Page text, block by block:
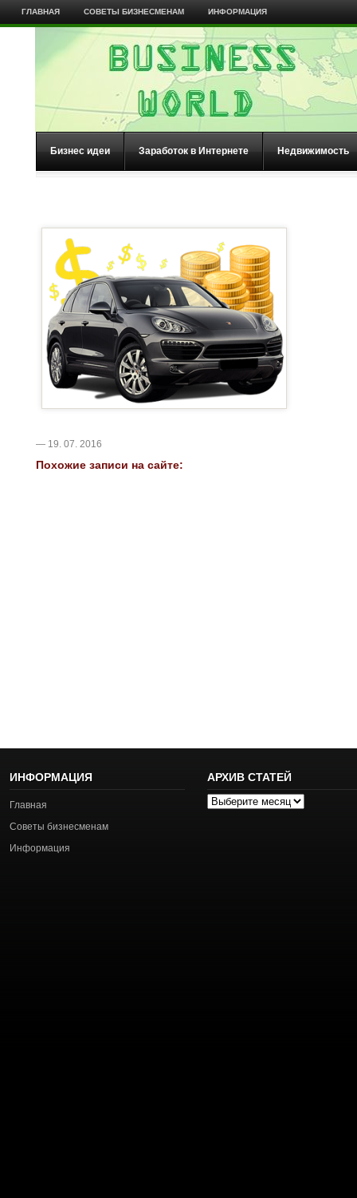
ГЛАВНАЯ СОВЕТЫ БИЗНЕСМЕНАМ ИНФОРМАЦИЯ
Бизнес идеи Заработок в Интернете Недвижимость
— 19. 07. 2016
Похожие записи на сайте:
ИНФОРМАЦИЯ
Главная
Советы бизнесменам
Информация
АРХИВ СТАТЕЙ
Архив